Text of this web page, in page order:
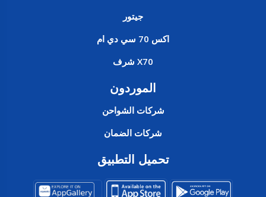
جيتور
اكس 70 سي دي ام
X70 شرف
الموردون
شركات الشواحن
شركات الضمان
تحميل التطبيق